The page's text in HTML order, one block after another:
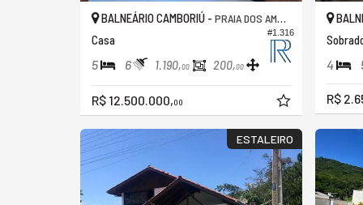
#1.316
BALNEÁRIO CAMBORIÚ - PRAIA DOS AMORES
Casa
5 6 1.190,00 200,00
R$ 12.500.000,00
4
R$
ESTALEIRO